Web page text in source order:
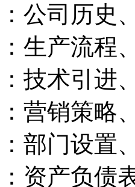
公司历史
生产流程
技术引进
营销策略
部门设置
资产负债